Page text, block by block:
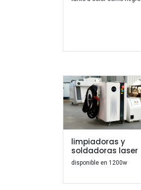
limpiadoras y
soldadoras laser
disponible en 1200w